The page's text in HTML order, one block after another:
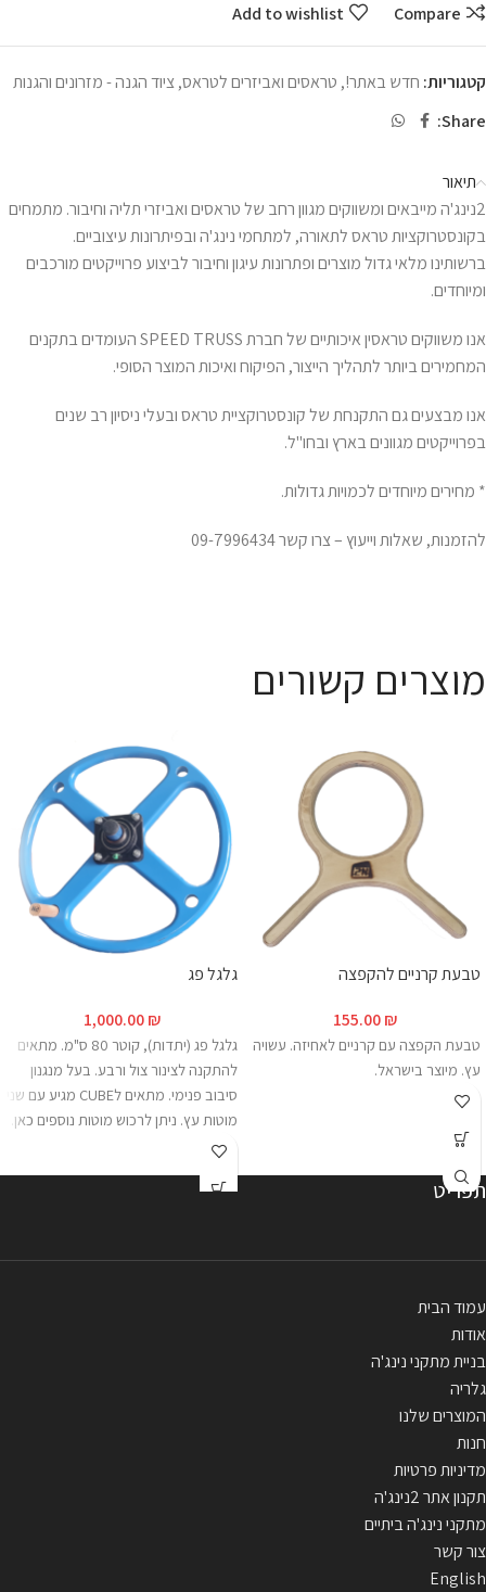
Compare
Add to wishlist
קטגוריות: חדש באתר!, טראסים ואביזרים לטראס,ציוד הגנה - מזרונים והגנות
Share:
תיאור
2נינג'ה מייבאים ומשווקים מגוון רחב של טראסים ואביזרי תליה וחיבור. מתמחים
בקונסטרוקציות טראס לתאורה, למתחמי נינג'ה ובפיתרונות עיצוביים.
ברשותינו מלאי גדול מוצרים ופתרונות עיגון וחיבור לביצוע פרוייקטים מורכבים
ומיוחדים.
אנו משווקים טראסין איכותיים של חברת SPEED TRUSS העומדים בתקנים
המחמירים ביותר לתהליך הייצור, הפיקוח ואיכות המוצר הסופי.
אנו מבצעים גם התקנחת של קונסטרוקציית טראס ובעלי ניסיון רב שנים
בפרוייקטים מגוונים בארץ ובחו"ל.
* מחירים מיוחדים לכמויות גדולות.
להזמנות, שאלות וייעוץ – צרו קשר 09-7996434
מוצרים קשורים
טבעת קרניים להקפצה
155.00₪
טבעת הקפצה עם קרניים לאחיזה. עשויה
עץ. מיוצר בישראל.
גלגל פג
1,000.00₪
גלגל פג (יתדות), קוטר 80 ס"מ. מתאים
להתקנה לצינור צול ורבע. בעל מנגנון
סיבוב פנימי. מתאים לCUBE מגיע עם שני
מוטות עץ. ניתן לרכוש מוטות נוספים כאן
צבע : תכלת מיוצר בישראל.
תפריט
עמוד הבית
אודות
בניית מתקני נינג'ה
גלריה
המוצרים שלנו
חנות
מדיניות פרטיות
תקנון אתר 2נינג'ה
מתקני נינג'ה ביתיים
צור קשר
English